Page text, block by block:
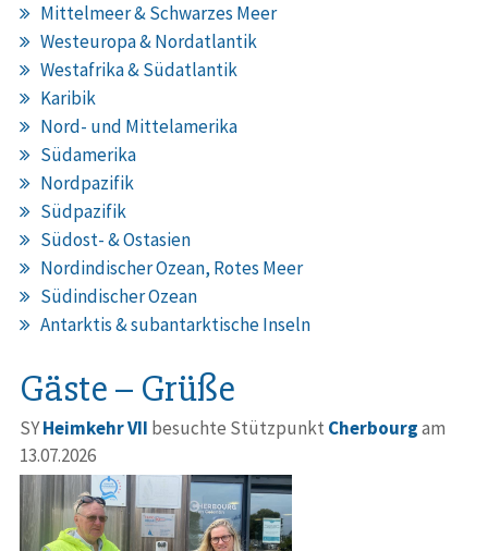
Mittelmeer & Schwarzes Meer
Westeuropa & Nordatlantik
Westafrika & Südatlantik
Karibik
Nord- und Mittelamerika
Südamerika
Nordpazifik
Südpazifik
Südost- & Ostasien
Nordindischer Ozean, Rotes Meer
Südindischer Ozean
Antarktis & subantarktische Inseln
Gäste – Grüße
SYHeimkehr VII besuchte Stützpunkt Cherbourgam
13.07.2026